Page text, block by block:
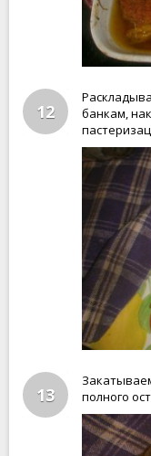
12
банкам,
13
полного